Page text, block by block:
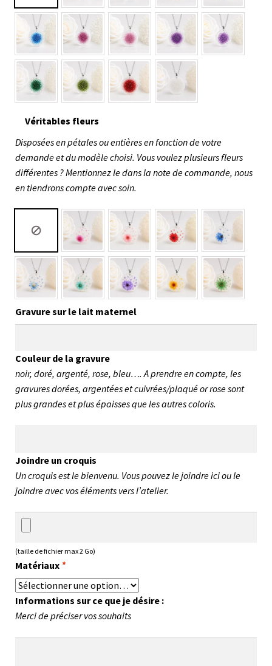
Véritables fleurs
Disposées en pétales ou entières en fonction de votre
demande et du modèle choisi. Vous voulez plusieurs fleurs
différentes ? Mentionnez le dans la note de commande, nous
en tiendrons compte avec soin.
Gravure sur le lait maternel
Couleur de la gravure
noir, doré, argenté, rose, bleu…. A prendre en compte, les
gravures dorées, argentées et cuivrées/plaqué or rose sont
plus grandes et plus épaisses que les autres coloris.
Joindre un croquis
Un croquis est le bienvenu. Vous pouvez le joindre ici ou le
joindre avec vos éléments vers l’atelier.
(taille de fichier max 2 Go)
Matériaux *
Informations sur ce que je désire :
Merci de préciser vos souhaits